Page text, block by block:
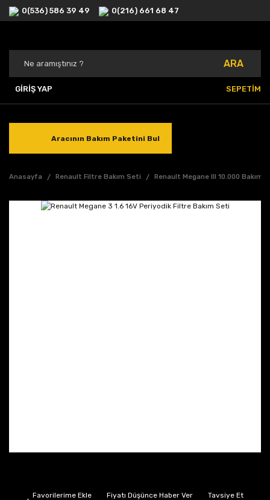
0(536) 586 39 49 0(216) 661 68 47
ARA
GİRİŞ YAP SEPETİM
Aracının Bakım Paketini Bul
Anasayfa Renault Filtre Bakım Seti Renault Megane III 10.000 Bakımı
Fiyatı Düşünce Haber Ver Tavsiye Et